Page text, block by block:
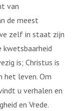
van
de meest
zelf in staat zijn
is; Christus is
het leven. Om
u verhalen en
en Vrede.